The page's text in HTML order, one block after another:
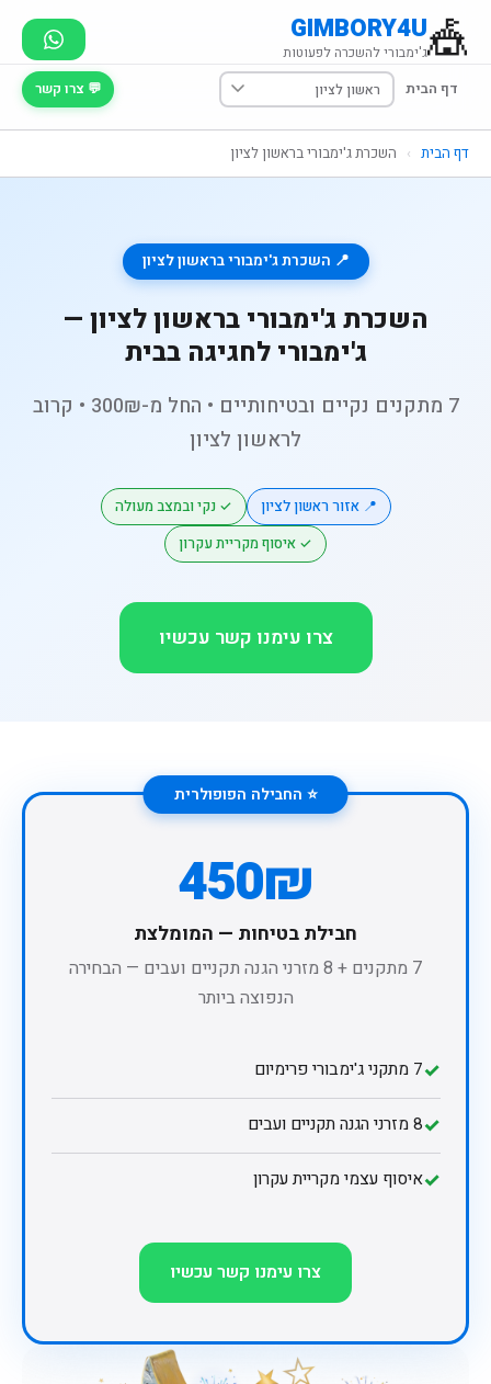
🎪
GIMBORY4U
ג'ימבורי להשכרה לפעוטות
דף הבית
💬 צרו קשר
דף הבית › השכרת ג'ימבורי בראשון לציון
📍 השכרת ג'ימבורי בראשון לציון
השכרת ג'ימבורי בראשון לציון —
ג'ימבורי לחגיגה בבית
7 מתקנים נקיים ובטיחותיים • החל מ-300₪ • קרוב
לראשון לציון
📍 אזור ראשון לציון
✓ נקי ובמצב מעולה
✓ איסוף מקריית עקרון
צרו עימנו קשר עכשיו
⭐ החבילה הפופולרית
450₪
חבילת בטיחות — המומלצת
7 מתקנים + 8 מזרני הגנה תקניים ועבים — הבחירה
הנפוצה ביותר
✓7 מתקני ג'ימבורי פרימיום
✓8 מזרני הגנה תקניים ועבים
✓איסוף עצמי מקריית עקרון
צרו עימנו קשר עכשיו